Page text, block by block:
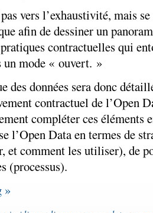
vers l’exhaustivité, mais
afin de dessiner un
contractuelles qui
un mode « ouvert. »
des données sera donc
contractuel de l’Open
compléter ces éléments
l’Open Data en termes de
et comment les utiliser), de
(processus).
»